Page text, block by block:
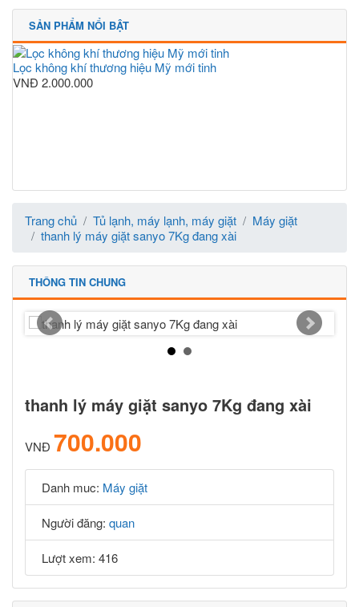
SẢN PHẨM NỔI BẬT
Lọc không khí thương hiệu Mỹ mới tinh
VNĐ 2.000.000
Trang chủ Tủ lạnh, máy lạnh, máy giặt
Máy giặt
thanh lý máy giặt sanyo 7Kg đang xài
THÔNG TIN CHUNG
thanh lý máy giặt sanyo 7Kg đang xài
VNĐ 700.000
Danh muc: Máy giặt
Người đăng: quan
Lượt xem: 416